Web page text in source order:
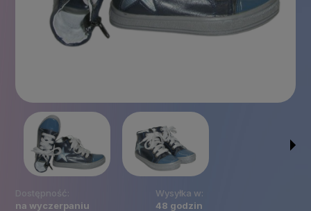
Dostępność:
na wyczerpaniu
Wysyłka w:
48 godzin